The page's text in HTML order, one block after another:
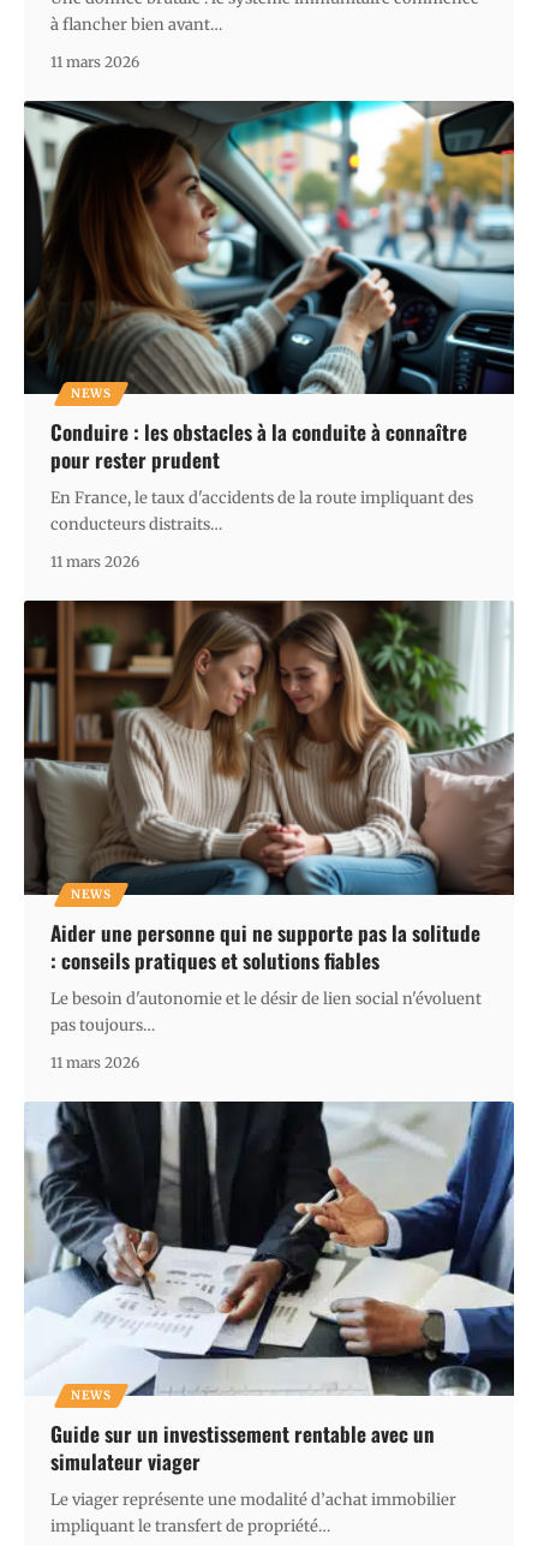
à flancher bien avant…
11 mars 2026
NEWS
Conduire : les obstacles à la conduite à connaître
pour rester prudent
En France, le taux d'accidents de la route impliquant des
conducteurs distraits…
11 mars 2026
NEWS
Aider une personne qui ne supporte pas la solitude
: conseils pratiques et solutions fiables
Le besoin d'autonomie et le désir de lien social n'évoluent
pas toujours…
11 mars 2026
NEWS
Guide sur un investissement rentable avec un
simulateur viager
Le viager représente une modalité d’achat immobilier
impliquant le transfert de propriété…